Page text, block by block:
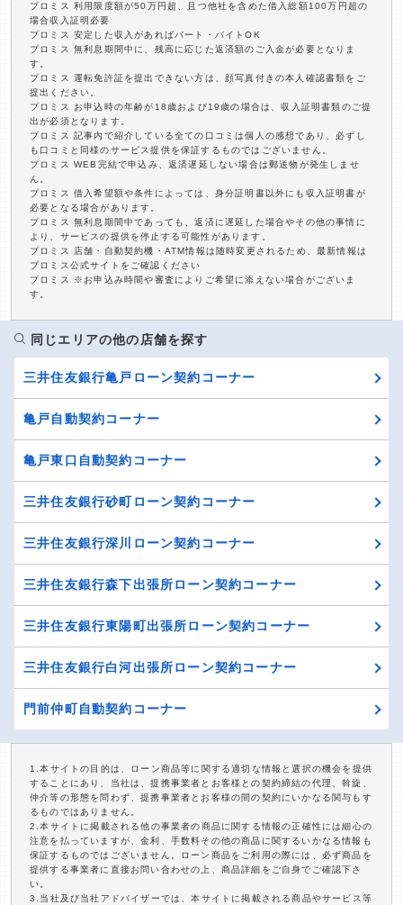
プロミス 利用限度額が50万円超、且つ他社を含めた借入総額100万円超の
場合収入証明必要
プロミス 安定した収入があればパート・バイトOK
プロミス 無利息期間中に、残高に応じた返済額のご入金が必要となりま
す。
プロミス 運転免許証を提出できない方は、顔写真付きの本人確認書類をご
提出ください。
プロミス お申込時の年齢が18歳および19歳の場合は、収入証明書類のご提
出が必須となります。
プロミス 記事内で紹介している全ての口コミは個人の感想であり、必ずし
も口コミと同様のサービス提供を保証するものではございません。
プロミス WEB完結で申込み、返済遅延しない場合は郵送物が発生しませ
ん。
プロミス 借入希望額や条件によっては、身分証明書以外にも収入証明書が
必要となる場合があります。
プロミス 無利息期間中であっても、返済に遅延した場合やその他の事情に
より、サービスの提供を停止する可能性があります。
プロミス 店舗・自動契約機・ATM情報は随時変更されるため、最新情報は
プロミス公式サイトをご確認ください
プロミス ※お申込み時間や審査によりご希望に添えない場合がございま
す。
同じエリアの他の店舗を探す
三井住友銀行亀戸ローン契約コーナー
亀戸自動契約コーナー
亀戸東口自動契約コーナー
三井住友銀行砂町ローン契約コーナー
三井住友銀行深川ローン契約コーナー
三井住友銀行森下出張所ローン契約コーナー
三井住友銀行東陽町出張所ローン契約コーナー
三井住友銀行白河出張所ローン契約コーナー
門前仲町自動契約コーナー
1.本サイトの目的は、ローン商品等に関する適切な情報と選択の機会を提供
することにあり、当社は、提携事業者とお客様との契約締結の代理、斡旋、
仲介等の形態を問わず、提携事業者とお客様の間の契約にいかなる関与もす
るものではありません。
2.本サイトに掲載される他の事業者の商品に関する情報の正確性には細心の
注意を払っていますが、金利、手数料その他の商品に関するいかなる情報も
保証するものではございません。ローン商品をご利用の際には、必ず商品を
提供する事業者に直接お問い合わせの上、商品詳細をご自身でご確認下さ
い。
3.当社及び当社アドバイザーでは、本サイトに掲載される商品やサービス等